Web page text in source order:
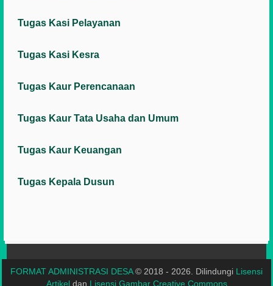
Tugas Kasi Pelayanan
Tugas Kasi Kesra
Tugas Kaur Perencanaan
Tugas Kaur Tata Usaha dan Umum
Tugas Kaur Keuangan
Tugas Kepala Dusun
FORMAT ADMINISTRASI DESA© 2018 - 2026. Dilindungi Lisensi
Artikeldan Lisensi Gambar Creative Commons